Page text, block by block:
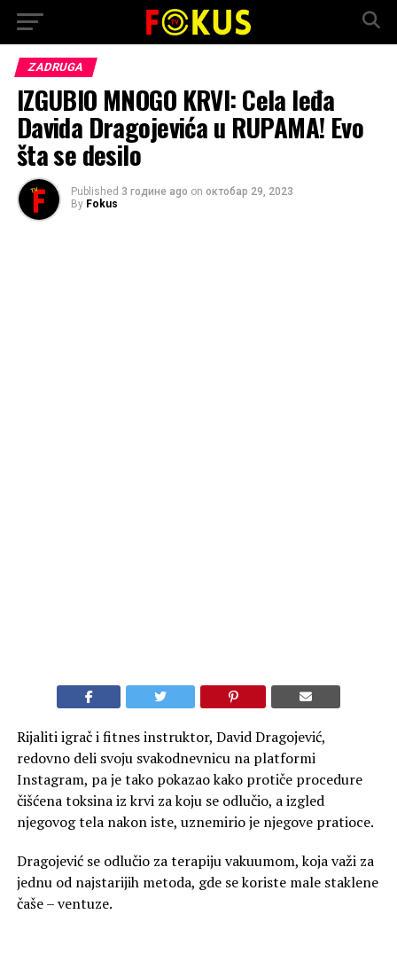
ZADRUGA
IZGUBIO MNOGO KRVI: Cela leđa
Davida Dragojevića u RUPAMA! Evo
šta se desilo
Published 3 године ago on октобар 29, 2023
By Fokus
Rijaliti igrač i fitnes instruktor, David Dragojević,
redovno deli svoju svakodnevnicu na platformi
Instagram, pa je tako pokazao kako protiče procedure
čišćena toksina iz krvi za koju se odlučio, a izgled
njegovog tela nakon iste, uznemirio je njegove pratioce.
Dragojević se odlučio za terapiju vakuumom, koja važi za
jednu od najstarijih metoda, gde se koriste male staklene
čaše – ventuze.